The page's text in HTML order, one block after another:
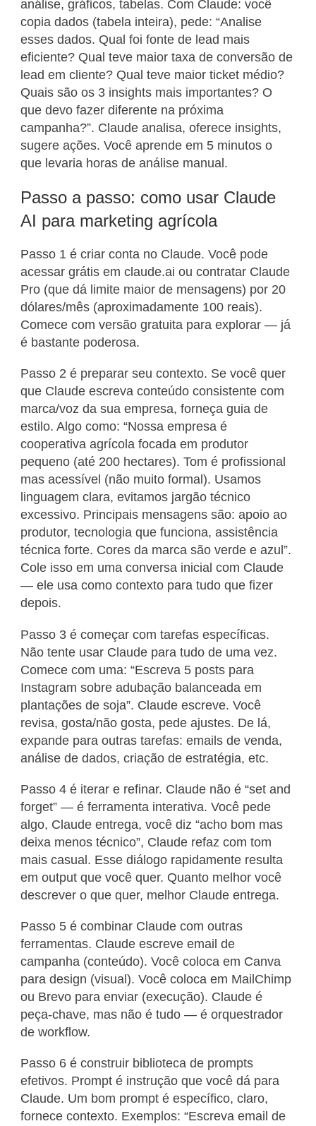
análise, gráficos, tabelas. Com Claude: você
copia dados (tabela inteira), pede: “Analise
esses dados. Qual foi fonte de lead mais
eficiente? Qual teve maior taxa de conversão de
lead em cliente? Qual teve maior ticket médio?
Quais são os 3 insights mais importantes? O
que devo fazer diferente na próxima
campanha?”. Claude analisa, oferece insights,
sugere ações. Você aprende em 5 minutos o
que levaria horas de análise manual.
Passo a passo: como usar Claude
AI para marketing agrícola
Passo 1 é criar conta no Claude. Você pode
acessar grátis em claude.ai ou contratar Claude
Pro (que dá limite maior de mensagens) por 20
dólares/mês (aproximadamente 100 reais).
Comece com versão gratuita para explorar — já
é bastante poderosa.
Passo 2 é preparar seu contexto. Se você quer
que Claude escreva conteúdo consistente com
marca/voz da sua empresa, forneça guia de
estilo. Algo como: “Nossa empresa é
cooperativa agrícola focada em produtor
pequeno (até 200 hectares). Tom é profissional
mas acessível (não muito formal). Usamos
linguagem clara, evitamos jargão técnico
excessivo. Principais mensagens são: apoio ao
produtor, tecnologia que funciona, assistência
técnica forte. Cores da marca são verde e azul”.
Cole isso em uma conversa inicial com Claude
— ele usa como contexto para tudo que fizer
depois.
Passo 3 é começar com tarefas específicas.
Não tente usar Claude para tudo de uma vez.
Comece com uma: “Escreva 5 posts para
Instagram sobre adubação balanceada em
plantações de soja”. Claude escreve. Você
revisa, gosta/não gosta, pede ajustes. De lá,
expande para outras tarefas: emails de venda,
análise de dados, criação de estratégia, etc.
Passo 4 é iterar e refinar. Claude não é “set and
forget” — é ferramenta interativa. Você pede
algo, Claude entrega, você diz “acho bom mas
deixa menos técnico”, Claude refaz com tom
mais casual. Esse diálogo rapidamente resulta
em output que você quer. Quanto melhor você
descrever o que quer, melhor Claude entrega.
Passo 5 é combinar Claude com outras
ferramentas. Claude escreve email de
campanha (conteúdo). Você coloca em Canva
para design (visual). Você coloca em MailChimp
ou Brevo para enviar (execução). Claude é
peça-chave, mas não é tudo — é orquestrador
de workflow.
Passo 6 é construir biblioteca de prompts
efetivos. Prompt é instrução que você dá para
Claude. Um bom prompt é específico, claro,
fornece contexto. Exemplos: “Escreva email de